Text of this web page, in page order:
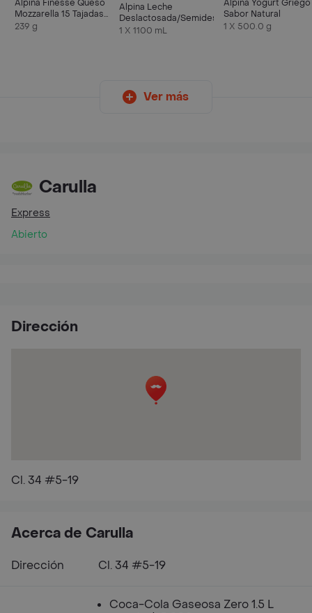
Alpina Finesse Queso
Mozzarella 15 Tajadas
239 g
239 g
Alpina Leche
Deslactosada/Semidescremada
1 X 1100 mL
Alpina Yogurt Griego
Sabor Natural
1 X 500.0 g
Ver más
Carulla
Express
Abierto
Dirección
Cl. 34 #5-19
Acerca de Carulla
Dirección Cl. 34 #5-19
Coca-Cola Gaseosa Zero 1.5 L